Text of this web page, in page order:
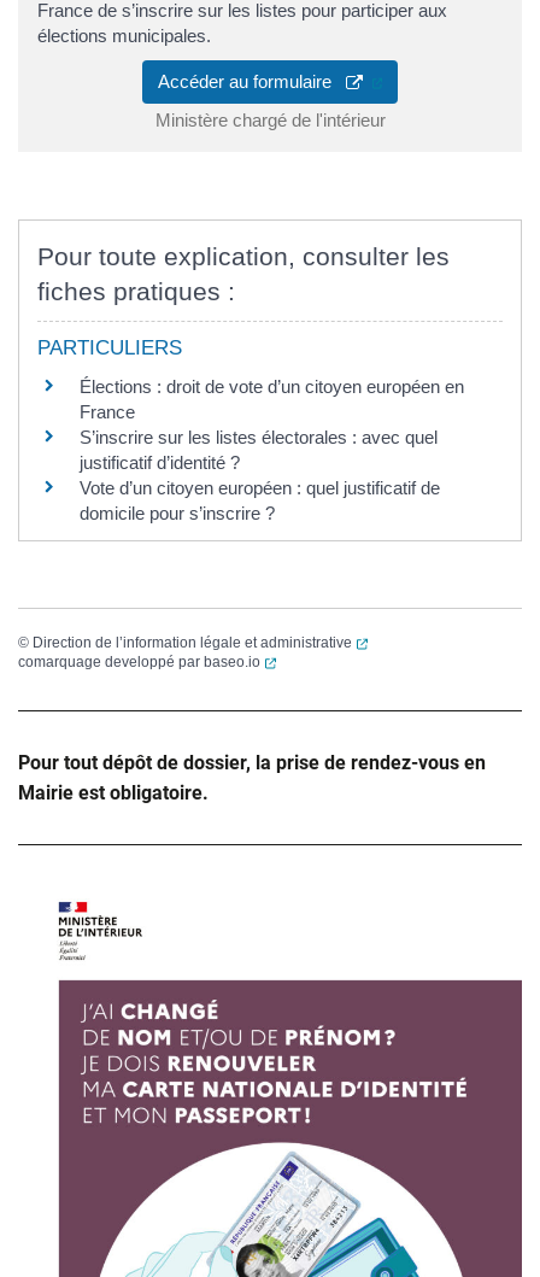
France de s’inscrire sur les listes pour participer aux
élections municipales.
Accéder au formulaire
(ouverture dans un
Ministère chargé de l'intérieur
Pour toute explication, consulter les
fiches pratiques :
PARTICULIERS
Élections : droit de vote d’un citoyen européen en
France
S’inscrire sur les listes électorales : avec quel
justificatif d’identité ?
Vote d’un citoyen européen : quel justificatif de
domicile pour s’inscrire ?
© Direction de l’information légale et administrative
(ouverture dans un
comarquage developpé par baseo.io (ouverture dans un nouvel onglet)
Pour tout dépôt de dossier, la prise de rendez-vous en
Mairie est obligatoire.